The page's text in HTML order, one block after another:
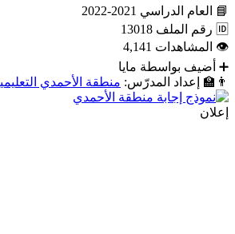
📘 العام الدراسي 2021-2022
🆔 رقم الملف 13018
👁 المشاهدات 4,141
➕ أضيف بواسطة مايا
👨‍🏫
إعداد المدرّس: منطقة الأحمدي
إعلان